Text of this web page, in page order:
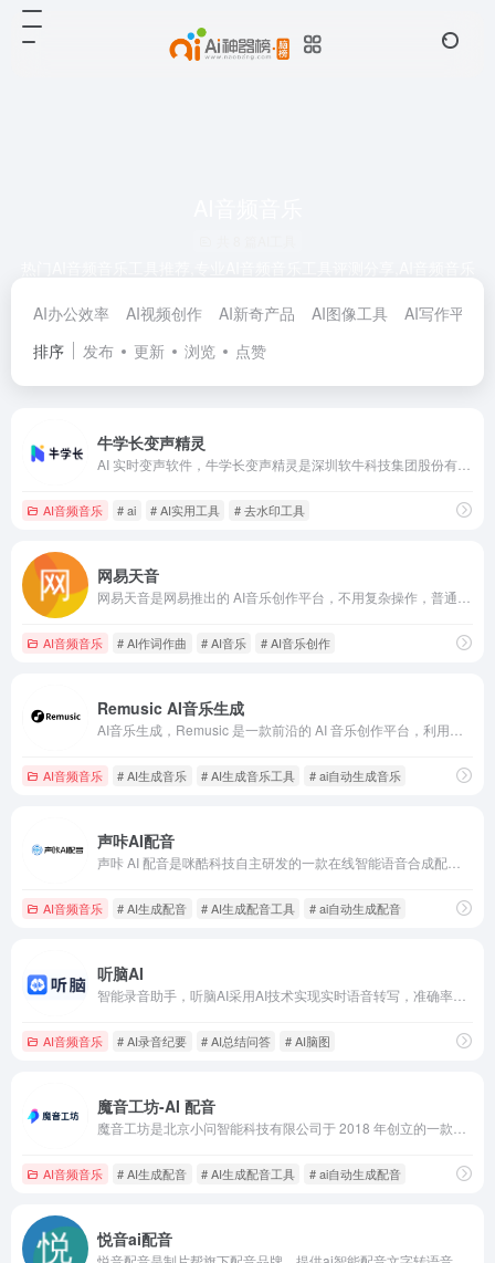
供AI工具榜单和业内最新资讯。严格筛选把关，每个领域只收录15
AI办公效率 AI视频创作 AI新奇产品 AI图像工具
AI写作平台
排序
发布 更新 浏览 点赞
牛学长变声精灵
AI音频音乐 # ai # AI实用工具 # 去水印工具
网易天音
AI音频音乐 # AI作词作曲 # AI音乐 # AI音乐创作
Remusic AI音乐生成
AI音频音乐 # AI生成音乐 # AI生成音乐工具 # ai自动生成音乐
声咔AI配音
AI音频音乐 # AI生成配音 # AI生成配音工具 # ai自动生成配音
听脑AI
AI音频音乐 # AI录音纪要 # AI总结问答 # AI脑图
魔音工坊-AI 配音
AI音频音乐 # AI生成配音 # AI生成配音工具 # ai自动生成配音
悦音ai配音